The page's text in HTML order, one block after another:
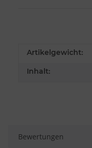
Artikelgewicht:
Inhalt:
Bewertungen